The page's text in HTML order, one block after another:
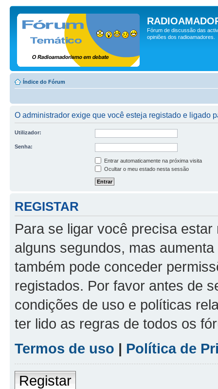
Fórum de discussão das
opiniões dos radioamadores.
Índice do Fórum
O administrador exige que você esteja registado e ligado
Utilizador:
Senha:
Entrar automaticamente na próxima visita
Ocultar o meu estado nesta sessão
REGISTAR
Para se ligar você precisa
alguns segundos, mas
também pode conceder
registados. Por favor antes de
condições de uso e políticas
ter lido as regras de todos os
Termos de uso | Política de
Registar